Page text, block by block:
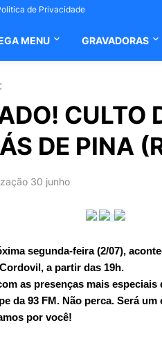
de Privacidade
MENU GRAVADORAS
CULTO
DE PINA
30 junho
segunda-feira (2/07),
a partir das 19h.
as presenças mais
da 93 FM. Não perca. Será
por você!